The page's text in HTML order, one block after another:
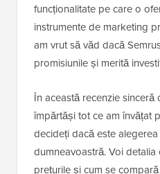
funcționalitate pe care o
instrumente de marketing
am vrut să văd dacă
promisiunile și merită
În această recenzie sinceră
împărtăși tot ce am învățat
decideți dacă este
dumneavoastră. Voi detalia
prețurile și cum se